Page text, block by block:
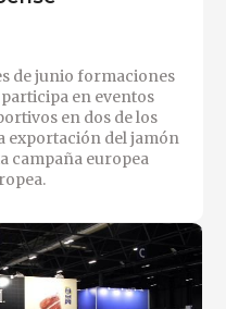
de junio formaciones
en eventos
en dos de los
exportación del jamón
campaña europea